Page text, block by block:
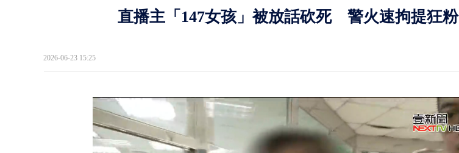
中聯毒油20%下架標準惹議 傳石崇良、姜至...
BP出道10周年！ 8／8見面會限40粉絲 YG大...
直播主「147女孩」被放話砍死 警火速拘提狂粉
2026-06-23 15:25